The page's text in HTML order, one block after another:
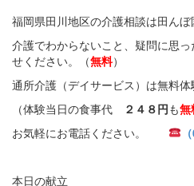
福岡県田川地区の介護相談は田んぼ
介護でわからないこと、疑問に思
せください。（無料）
通所介護（デイサービス）は無料体
（体験当日の食事代
２４８円も無
お気軽にお電話ください。
本日の献立